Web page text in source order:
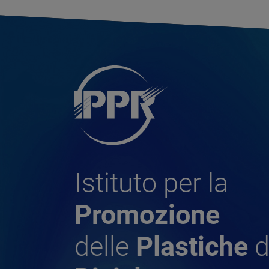
Istituto per la
Promozione
delle Plastiche